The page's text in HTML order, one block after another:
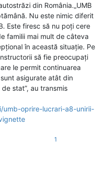
din România.„UMB
Nu este nimic diferit
Este firesc să nu poți cere
familii mai mult de câteva
în această situație. Pe
să fie preocupați
le permit continuarea
asigurate atât din
stat”, au transmis
oprire-lucrari-a8-unirii-
1